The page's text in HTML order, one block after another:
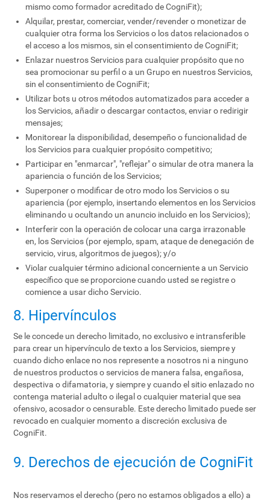
mismo como formador acreditado de CogniFit);
Alquilar, prestar, comerciar, vender/revender o monetizar de
cualquier otra forma los Servicios o los datos relacionados o
el acceso a los mismos, sin el consentimiento de CogniFit;
Enlazar nuestros Servicios para cualquier propósito que no
sea promocionar su perfil o a un Grupo en nuestros Servicios,
sin el consentimiento de CogniFit;
Utilizar bots u otros métodos automatizados para acceder a
los Servicios, añadir o descargar contactos, enviar o redirigir
mensajes;
Monitorear la disponibilidad, desempeño o funcionalidad de
los Servicios para cualquier propósito competitivo;
Participar en "enmarcar", "reflejar" o simular de otra manera la
apariencia o función de los Servicios;
Superponer o modificar de otro modo los Servicios o su
apariencia (por ejemplo, insertando elementos en los Servicios
eliminando u ocultando un anuncio incluido en los Servicios);
Interferir con la operación de colocar una carga irrazonable
en, los Servicios (por ejemplo, spam, ataque de denegación de
servicio, virus, algoritmos de juegos); y/o
Violar cualquier término adicional concerniente a un Servicio
específico que se proporcione cuando usted se registre o
comience a usar dicho Servicio.
8. Hipervínculos
Se le concede un derecho limitado, no exclusivo e intransferible
para crear un hipervínculo de texto a los Servicios, siempre y
cuando dicho enlace no nos represente a nosotros ni a ninguno
de nuestros productos o servicios de manera falsa, engañosa,
despectiva o difamatoria, y siempre y cuando el sitio enlazado no
contenga material adulto o ilegal o cualquier material que sea
ofensivo, acosador o censurable. Este derecho limitado puede ser
revocado en cualquier momento a discreción exclusiva de
CogniFit.
9. Derechos de ejecución de CogniFit
Nos reservamos el derecho (pero no estamos obligados a ello) a